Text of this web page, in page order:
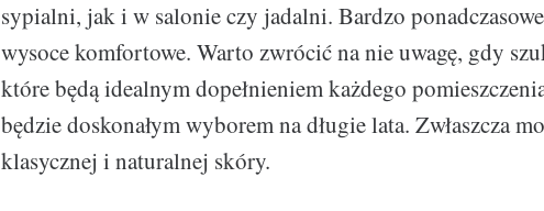
sypialni, jak i w salonie czy jadalni. Bardzo
wysoce komfortowe. Warto zwrócić na nie uwagę, gdy
które będą idealnym dopełnieniem każdego
będzie doskonałym wyborem na długie lata. Zwłaszcza
klasycznej i naturalnej skóry.